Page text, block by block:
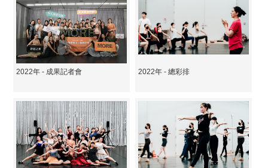
2022年 - 成果記者會 2022年 - 總彩排